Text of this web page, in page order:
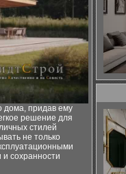
дома, придав ему
решение для
стилей
не только
и сохранности